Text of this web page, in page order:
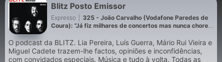
Blitz Posto Emissor
Expresso
325 - João Carvalho (Vodafone Paredes de
Coura): “Já fiz milhares de concertos mas nunca chorei
O podcast da BLITZ. Lia Pereira, Luís Guerra, Mário Rui Vieira e
Miguel Cadete trazem-lhe factos, opiniões e inconfidências,
com convidados especiais. Música e tudo à volta. Todas as